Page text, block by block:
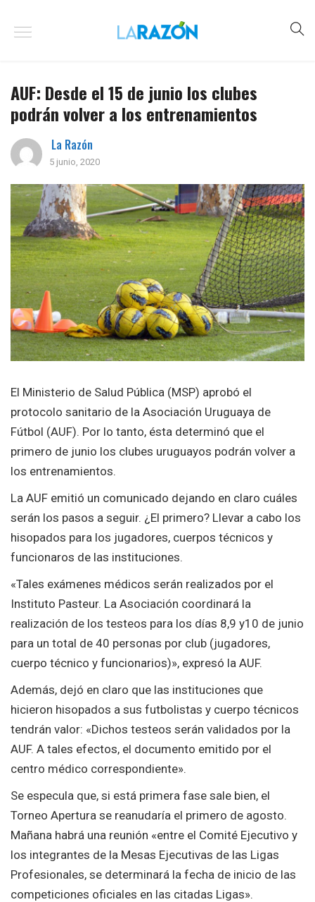
AUF: Desde el 15 de junio los clubes
podrán volver a los entrenamientos
La Razón
5 junio, 2020
El Ministerio de Salud Pública (MSP) aprobó el
protocolo sanitario de la Asociación Uruguaya de
Fútbol (AUF). Por lo tanto, ésta determinó que el
primero de junio los clubes uruguayos podrán volver a
los entrenamientos.
La AUF emitió un comunicado dejando en claro cuáles
serán los pasos a seguir. ¿El primero? Llevar a cabo los
hisopados para los jugadores, cuerpos técnicos y
funcionaros de las instituciones.
«Tales exámenes médicos serán realizados por el
Instituto Pasteur. La Asociación coordinará la
realización de los testeos para los días 8,9 y10 de junio
para un total de 40 personas por club (jugadores,
cuerpo técnico y funcionarios)», expresó la AUF.
Además, dejó en claro que las instituciones que
hicieron hisopados a sus futbolistas y cuerpo técnicos
tendrán valor: «Dichos testeos serán validados por la
AUF. A tales efectos, el documento emitido por el
centro médico correspondiente».
Se especula que, si está primera fase sale bien, el
Torneo Apertura se reanudaría el primero de agosto.
Mañana habrá una reunión «entre el Comité Ejecutivo y
los integrantes de la Mesas Ejecutivas de las Ligas
Profesionales, se determinará la fecha de inicio de las
competiciones oficiales en las citadas Ligas».